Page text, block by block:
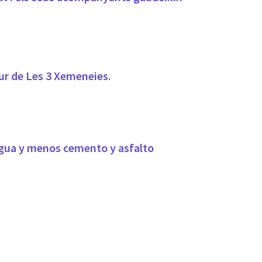
de Les 3 Xemeneies.
y menos cemento y asfalto